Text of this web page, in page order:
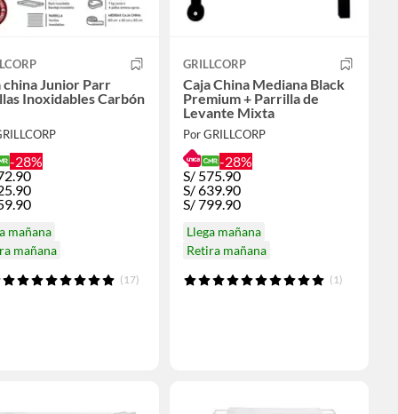
Junior Parr
Inoxidables Carbón
-28%
mañana
mañana
(17)
GRILLCORP
Caja China Mediana Black
Premium + Parrilla de
Levante Mixta
Por GRILLCORP
-28%
S/ 575.90
S/639.90
S/799.90
Llega mañana
Retira mañana
(1)